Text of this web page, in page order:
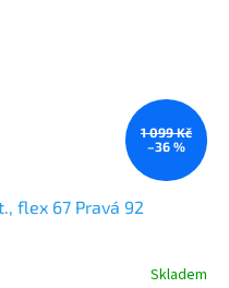
1 099 Kč
–36 %
flex 67 Pravá 92
Skladem